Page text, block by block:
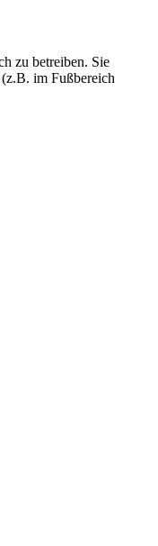
zu betreiben. Sie
im Fußbereich